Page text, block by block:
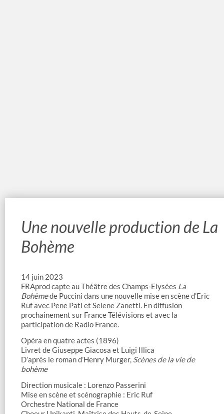
Une nouvelle production de La
Bohème
14 juin 2023
FRAprod capte au Théâtre des Champs-Elysées La
Bohèmede Puccini dans une nouvelle mise en scène d'Eric
Ruf avec Pene Pati et Selene Zanetti. En diffusion
prochainement sur France Télévisions et avec la
participation de Radio France.
Opéra en quatre actes (1896)
Livret de Giuseppe Giacosa et Luigi Illica
D’après le roman d’Henry Murger, Scènes de la vie de
bohème
Direction musicale : Lorenzo Passerini
Mise en scène et scénographie : Eric Ruf
Orchestre National de France